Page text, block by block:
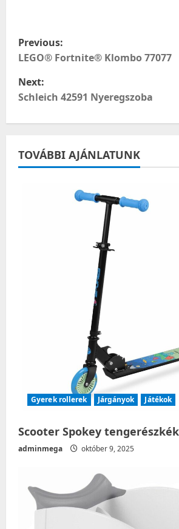
P
o
s
a
Previous:
LEGO® Fortnite® Klombo 77077
Next:
Schleich 42591 Nyeregszoba
TOVÁBBI AJÁNLATUNK
Gyerek rollerek Járgányok Játékok
Scooter Spokey
adminmega október 9, 2025